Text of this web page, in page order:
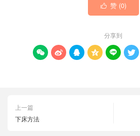
 赞 (0)
分享到
     
上一篇
下床方法